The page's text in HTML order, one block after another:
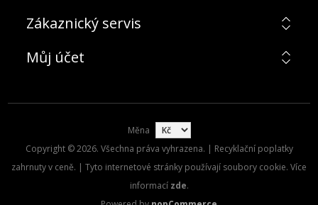
Zákaznický servis
Můj účet
Měna
Copyright © 2026. Všechna práva vyhrazena. | Recyklační poplatky
zahrnuty v ceně. | Tyto internetové stránky používají soubory cookie. Více
informací zde.